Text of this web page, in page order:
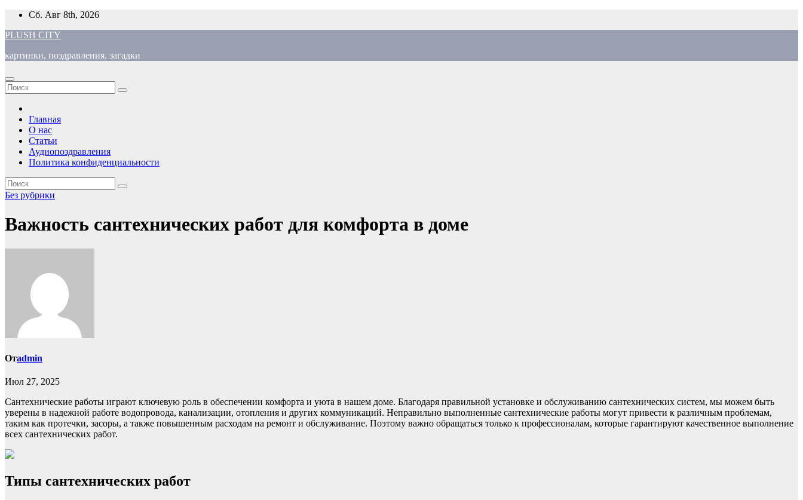
Перейти
содержимому
Сб. Авг 8th, 2026
PLUSH CITY
картинки, поздравления, загадки
Главная
О нас
Статьи
Аудиопоздравления
Политика конфиденциальности
Без рубрики
Важность сантехнических работ для комфорта в доме
Отadmin
Июл 27, 2025
Сантехнические работы играют ключевую роль в обеспечении комфорта и уюта в нашем доме. Благодаря правильной установке и обслуживанию сантехнических систем, мы можем быть
уверены в надежной работе водопровода, канализации, отопления и других коммуникаций. Неправильно выполненные сантехнические работы могут привести к различным проблемам,
таким как протечки, засоры, а также повышенным расходам на ремонт и обслуживание. Поэтому важно обращаться только к профессионалам, которые гарантируют качественное выполнение
всех сантехнических работ.
Типы сантехнических работ